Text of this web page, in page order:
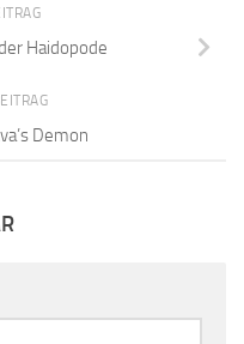
Haidopode
Demon